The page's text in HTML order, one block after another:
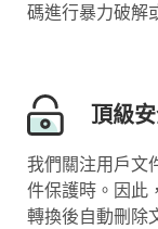
碼進行暴力破解
頂級
我們關注用戶文
件保護時。因此
轉換後自動刪除